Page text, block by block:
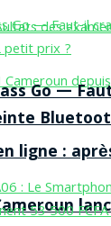
ligne :
Go —